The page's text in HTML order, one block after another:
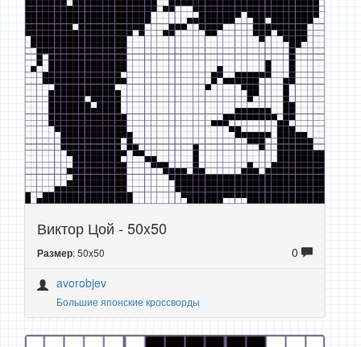
Виктор Цой - 50x50
Размер: 50x50
0
avorobjev
Большие японские кроссворды